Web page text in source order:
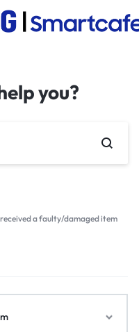
you?
received a faulty/damaged item